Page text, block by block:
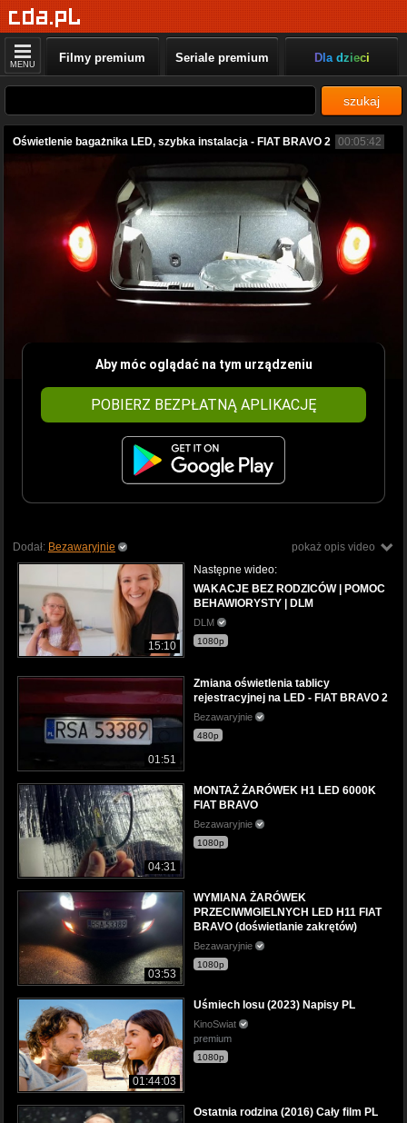
MENU Filmy premium Seriale premium Dla dzieci
szukaj
Oświetlenie bagażnika LED, szybka instalacja - FIAT BRAVO 2 00:05:42
Aby móc oglądać na tym urządzeniu
POBIERZ BEZPŁATNĄ APLIKACJĘ
pokaż opis video
Dodał: Bezawaryjnie
15:10
Następne wideo:
WAKACJE BEZ RODZICÓW | POMOC
BEHAWIORYSTY | DLM
DLM
1080p
01:51
Zmiana oświetlenia tablicy
rejestracyjnej na LED - FIAT BRAVO 2
Bezawaryjnie
480p
04:31
MONTAŻ ŻARÓWEK H1 LED 6000K
FIAT BRAVO
Bezawaryjnie
1080p
03:53
WYMIANA ŻARÓWEK
PRZECIWMGIELNYCH LED H11 FIAT
BRAVO (doświetlanie zakrętów)
Bezawaryjnie
1080p
01:44:03
Uśmiech losu (2023) Napisy PL
KinoSwiat
premium
1080p
Ostatnia rodzina (2016) Cały film PL